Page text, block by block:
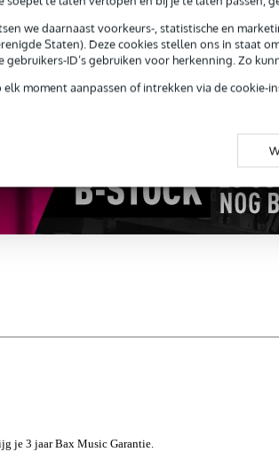
we daarnaast voorkeurs-, statistische en
Staten). Deze cookies stellen ons in staat
gebruikers-ID’s gebruiken voor herkenning. Zo
elk moment aanpassen of intrekken via de cookie-
99,-
3 jaar Bax Music
je 3 jaar Bax Music Garantie.